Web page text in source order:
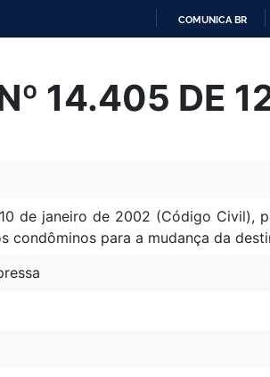
COMUNICA BR
14.405 DE
de janeiro de 2002 (Código Civil),
condôminos para a mudança da